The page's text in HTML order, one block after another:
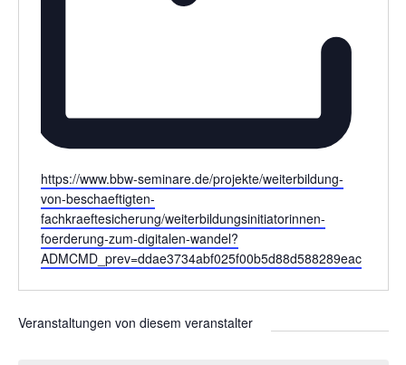
W
e
b
s
e
t
e
https://www.bbw-seminare.de/projekte/weiterbildung-
von-beschaeftigten-
fachkraeftesicherung/weiterbildungsinitiatorinnen-
foerderung-zum-digitalen-wandel?
ADMCMD_prev=ddae3734abf025f00b5d88d588289eac
Veranstaltungen von diesem veranstalter